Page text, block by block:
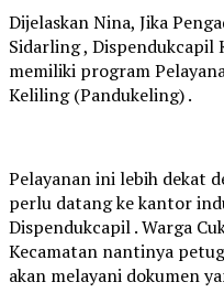
Dijelaskan Nina, Jika
Sidarling ,
memiliki program
Keliling (Pandukeling) .
Pelayanan ini lebih dekat
perlu datang ke kantor
Dispendukcapil . Warga
Kecamatan nantinya
akan melayani dokumen